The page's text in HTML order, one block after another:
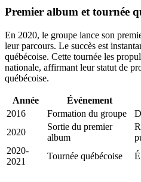
Premier album et tournée
En 2020, le groupe lance son
leur parcours. Le succès est
québécoise. Cette tournée les
nationale, affirmant leur statut de
québécoise.
Année Événement
2016
Formation du groupe
2020
Sortie du premier
album
2020-
2021
Tournée québécoise